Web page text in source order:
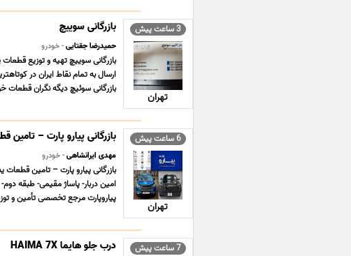
3 ساعت پیش
تهران
بازرگانی سوییچ
حمیدرضا جقتایی- خودرو
ارسال به تمام نقاط ایران در
بازرگانی سوئیچ دیگه نگران
6 ساعت پیش
تهران
بازرگانی پیارو پارت –
مهدی ایرانشاهی- خودرو
امین دربار- پاساژ مقیمی- طبقه
پیاروپارت مرجع تخصصی تأمین و
7 ساعت پیش درب جلو هایما HAIMA 7X